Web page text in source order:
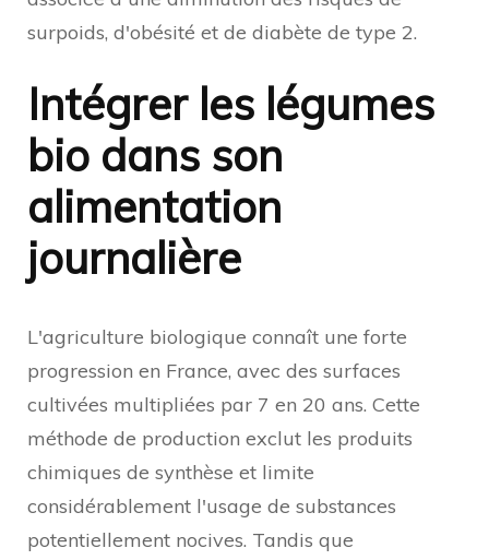
surpoids, d'obésité et de diabète de type 2.
Intégrer les légumes
bio dans son
alimentation
journalière
L'agriculture biologique connaît une forte
progression en France, avec des surfaces
cultivées multipliées par 7 en 20 ans. Cette
méthode de production exclut les produits
chimiques de synthèse et limite
considérablement l'usage de substances
potentiellement nocives. Tandis que